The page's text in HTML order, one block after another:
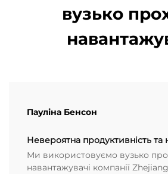
вузько
Пауліна Бенсон
Невероятна продуктивність та
Ми використовуємо вузько
навантажувачі компанії